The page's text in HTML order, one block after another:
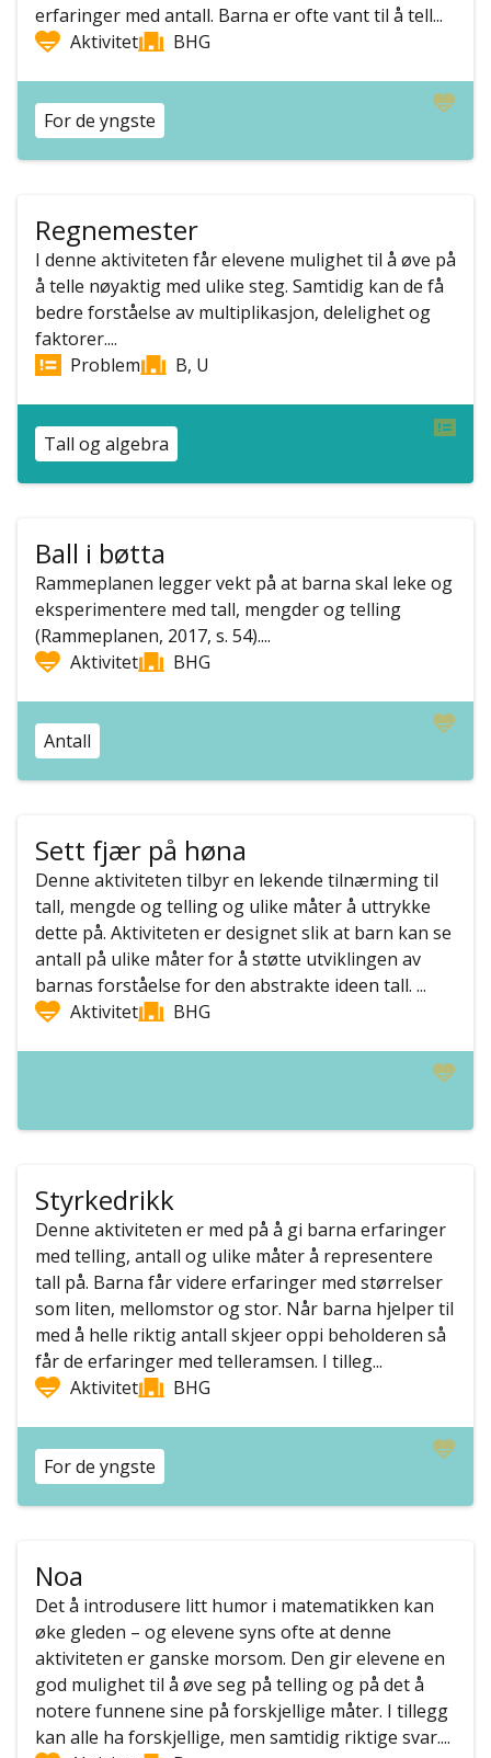
erfaringer med antall. Barna er ofte vant til å tell...
Aktivitet
BHG
For de yngste
Regnemester
I denne aktiviteten får elevene mulighet til å øve på
å telle nøyaktig med ulike steg. Samtidig kan de få
bedre forståelse av multiplikasjon, delelighet og
faktorer....
Problem
B, U
Tall og algebra
Ball i bøtta
Rammeplanen legger vekt på at barna skal leke og
eksperimentere med tall, mengder og telling
(Rammeplanen, 2017, s. 54)....
Aktivitet
BHG
Antall
Sett fjær på høna
Denne aktiviteten tilbyr en lekende tilnærming til
tall, mengde og telling og ulike måter å uttrykke
dette på. Aktiviteten er designet slik at barn kan se
antall på ulike måter for å støtte utviklingen av
barnas forståelse for den abstrakte ideen tall. ...
Aktivitet
BHG
Styrkedrikk
Denne aktiviteten er med på å gi barna erfaringer
med telling, antall og ulike måter å representere
tall på. Barna får videre erfaringer med størrelser
som liten, mellomstor og stor. Når barna hjelper til
med å helle riktig antall skjeer oppi beholderen så
får de erfaringer med telleramsen. I tilleg...
Aktivitet
BHG
For de yngste
Noa
Det å introdusere litt humor i matematikken kan
øke gleden – og elevene syns ofte at denne
aktiviteten er ganske morsom. Den gir elevene en
god mulighet til å øve seg på telling og på det å
notere funnene sine på forskjellige måter. I tillegg
kan alle ha forskjellige, men samtidig riktige svar....